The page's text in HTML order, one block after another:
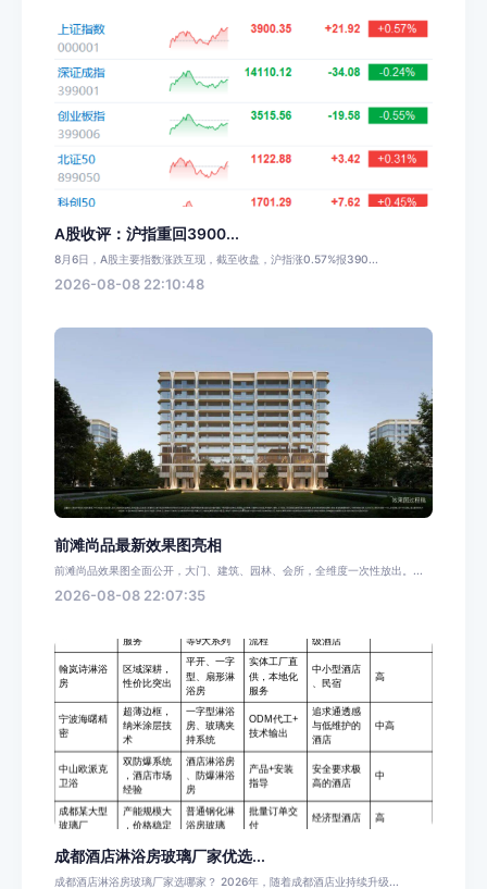
A股收评：沪指重回3900...
8月6日，A股主要指数涨跌互现，截至收盘，沪指涨0.57%报390...
2026-08-08 22:10:48
前滩尚品最新效果图亮相
前滩尚品效果图全面公开，大门、建筑、园林、会所，全维度一次性放出。...
2026-08-08 22:07:35
成都酒店淋浴房玻璃厂家优选...
成都酒店淋浴房玻璃厂家选哪家？ 2026年，随着成都酒店业持续升级...